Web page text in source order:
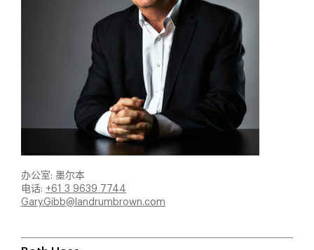
办公室: 墨尔本
电话: +61 3 9639 7744
Gary.Gibb@landrumbrown.com